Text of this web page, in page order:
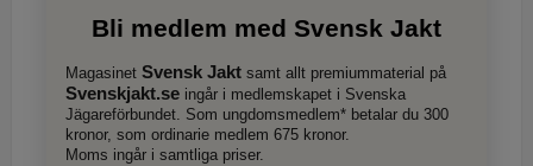
Bli medlem med Svensk Jakt
Magasinet Svensk Jakt samt allt premiummaterial på
Svenskjakt.se ingår i medlemskapet i Svenska
Jägareförbundet. Som ungdomsmedlem* betalar du 300
kronor, som ordinarie medlem 675 kronor.
Moms ingår i samtliga priser.